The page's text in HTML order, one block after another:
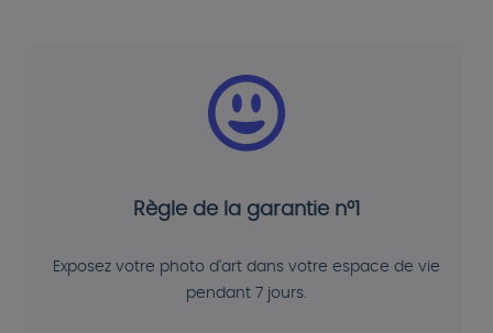
Règle de la garantie n°1
Exposez votre photo d'art dans votre espace de vie
pendant 7 jours.